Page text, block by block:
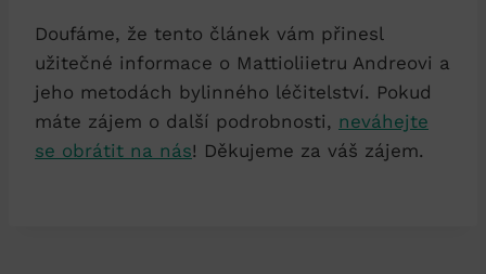
Doufáme, že tento článek vám přinesl
užitečné informace o Mattioliietru Andreovi a
jeho metodách bylinného léčitelství. Pokud
máte zájem o další podrobnosti, neváhejte
se obrátit na nás! Děkujeme za váš zájem.